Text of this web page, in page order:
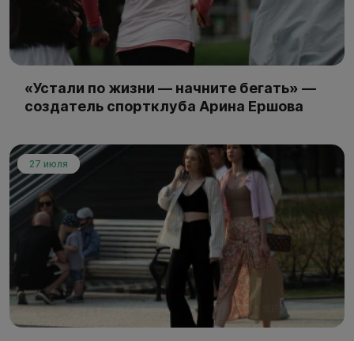
«Устали по жизни — начните бегать» —
создатель спортклуба Арина Ершова
27 июля